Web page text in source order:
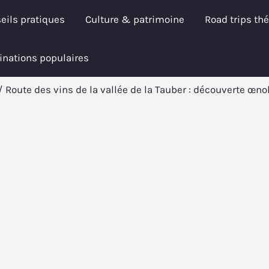
pratiques Culture & patrimoine Road trips
populaires
Route des vins de la vallée de la Tauber : découverte